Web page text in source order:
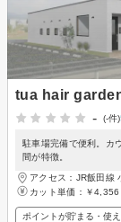
tua hair
-
(-件)
駐車場完備で便利。カ
間が特徴。
アクセス：JR飯田線
カット単価： ￥4,356
ポイントが貯まる・使